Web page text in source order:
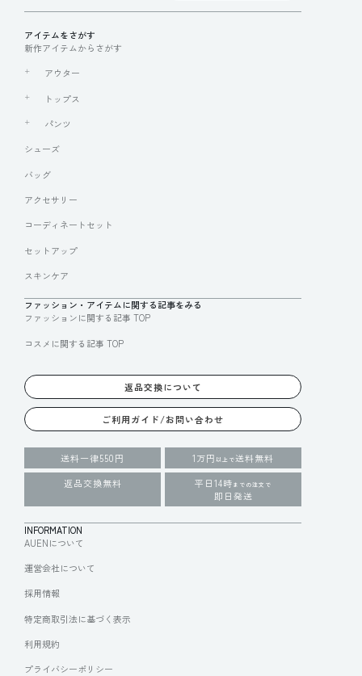
アイテムをさがす
新作アイテムからさがす
アウター
トップス
パンツ
シューズ
バッグ
アクセサリー
コーディネートセット
セットアップ
スキンケア
ファッション・アイテムに関する記事をみる
ファッションに関する記事 TOP
コスメに関する記事 TOP
返品交換について
ご利用ガイド/お問い合わせ
送料一律550円 1万円 以上で送料無料
返品交換無料
平日14時 までの注文で
即日発送
INFORMATION
AUENについて
運営会社について
採用情報
特定商取引法に基づく表示
利用規約
プライバシーポリシー